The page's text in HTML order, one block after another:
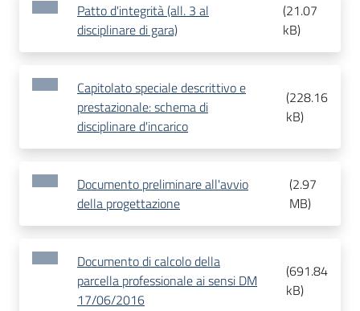
Patto d'integrità (all. 3 al
disciplinare di gara)
(21.07
kB)
Capitolato speciale descrittivo e
prestazionale: schema di
disciplinare d'incarico
(228.16
kB)
Documento preliminare all'avvio
della progettazione
(2.97
MB)
Documento di calcolo della
parcella professionale ai sensi DM
17/06/2016
(691.84
kB)